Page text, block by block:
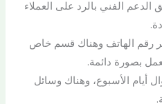
الفني بالرد على العملاء
رقم الهاتف وهناك قسم خاص
بصورة دائمة.
أيام الأسبوع، وهناك وسائل